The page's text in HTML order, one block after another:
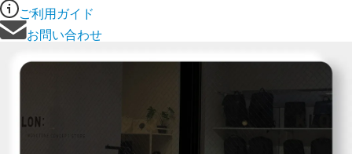
ご利用ガイド
お問い合わせ